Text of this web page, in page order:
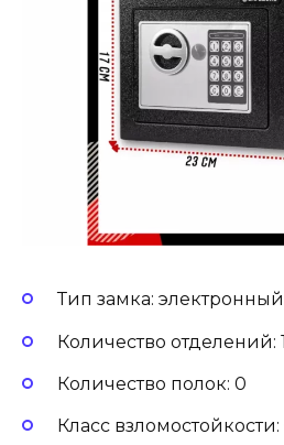
Тип замка:
Количество отделений: 1
Количество полок: 0
Класс взломостойкости: